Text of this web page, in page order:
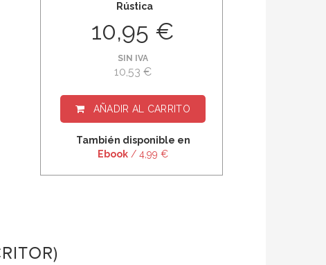
Rústica
10,95 €
SIN IVA
10,53 €
AÑADIR AL CARRITO
También disponible en
Ebook / 4,99 €